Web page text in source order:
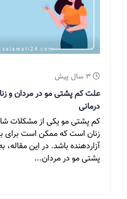
3 سال پیش
علت کم پشتی مو در مردان و
درمانی
کم پشتی مو یکی از مشکلات
زنان است که ممکن است برای
آزاردهنده باشد. در این
پشتی مو در مردان...